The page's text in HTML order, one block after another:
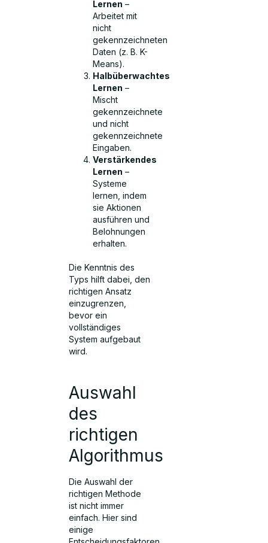
Lernen –
Arbeitet mit
nicht
gekennzeichneten
Daten (z. B. K-
Means).
Halbüberwachtes
Lernen –
Mischt
gekennzeichnete
und nicht
gekennzeichnete
Eingaben.
Verstärkendes
Lernen –
Systeme
lernen, indem
sie Aktionen
ausführen und
Belohnungen
erhalten.
Die Kenntnis des
Typs hilft dabei, den
richtigen Ansatz
einzugrenzen,
bevor ein
vollständiges
System aufgebaut
wird.
Auswahl
des
richtigen
Algorithmus
Die Auswahl der
richtigen Methode
ist nicht immer
einfach. Hier sind
einige